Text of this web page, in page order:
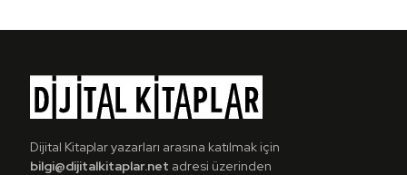
Dijital Kitaplar yazarları arasına katılmak için
bilgi@dijitalkitaplar.net adresi üzerinden